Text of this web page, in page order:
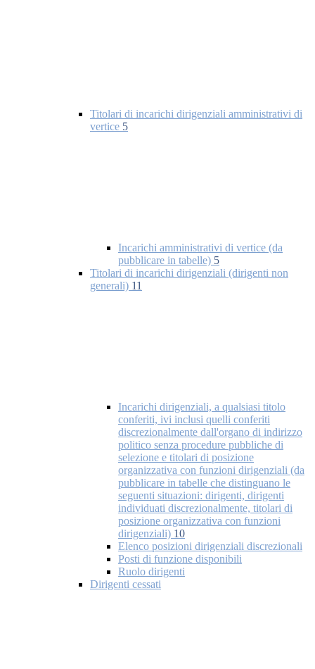
Titolari di incarichi dirigenziali amministrativi di
vertice 5
Incarichi amministrativi di vertice (da
pubblicare in tabelle) 5
Titolari di incarichi dirigenziali (dirigenti non
generali) 11
Incarichi dirigenziali, a qualsiasi titolo
conferiti, ivi inclusi quelli conferiti
discrezionalmente dall'organo di indirizzo
politico senza procedure pubbliche di
selezione e titolari di posizione
organizzativa con funzioni dirigenziali (da
pubblicare in tabelle che distinguano le
seguenti situazioni: dirigenti, dirigenti
individuati discrezionalmente, titolari di
posizione organizzativa con funzioni
dirigenziali) 10
Elenco posizioni dirigenziali discrezionali
Posti di funzione disponibili
Ruolo dirigenti
Dirigenti cessati